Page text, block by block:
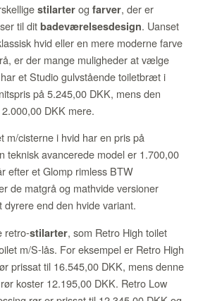
stilarter og farver, der er
til dit badeværelsesdesign. Uanset
hvid eller en mere moderne farve
er der mange muligheder at vælge
et Studio gulvstående toiletbræt i
på 5.245,00 DKK, mens den
DKK mere.
m/cisterne i hvid har en pris på
teknisk avancerede model er 1.700,00
efter et Glomp rimless BTW
de matgrå og mathvide versioner
end den hvide variant.
retro-stilarter, som Retro High toilet
m/S-lås. For eksempel er Retro High
prissat til 16.545,00 DKK, mens denne
koster 12.195,00 DKK. Retro Low